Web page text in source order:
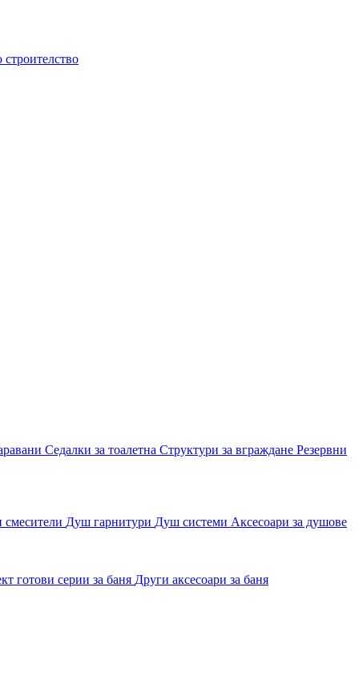
строителство
Седалки за тоалетна Структури за вграждане Резервни
смесители Душ гарнитури Душ системи Аксесоари за душове
готови серии за баня Други аксесоари за баня